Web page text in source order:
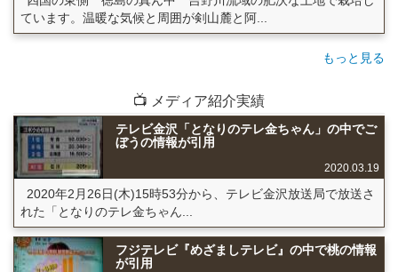
ています。温暖な気候と周囲が剣山麓と阿...
もっと見る
📺 メディア紹介実績
テレビ金沢「となりのテレ金ちゃん」の中でご
ぼうの情報が引用
2020.03.19
2020年2月26日(木)15時53分から、テレビ金沢放送局で放送さ
れた「となりのテレ金ちゃん...
フジテレビ『めざましテレビ』の中で桃の情報
が引用